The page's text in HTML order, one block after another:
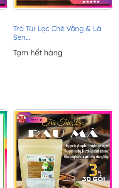
Trà Túi Lọc Chè Vằng & Lá
Sen...
Tạm hết hàng